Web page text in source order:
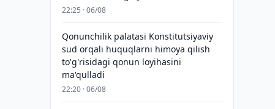
22:25 · 06/08
Qonunchilik palatasi Konstitutsiyaviy
sud orqali huquqlarni himoya qilish
to'g'risidagi qonun loyihasini
ma'qulladi
22:20 · 06/08